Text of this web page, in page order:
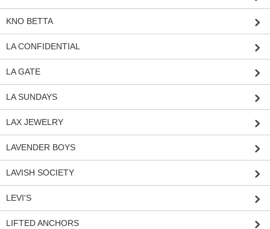
KNO BETTA
LA CONFIDENTIAL
LA GATE
LA SUNDAYS
LAX JEWELRY
LAVENDER BOYS
LAVISH SOCIETY
LEVI'S
LIFTED ANCHORS